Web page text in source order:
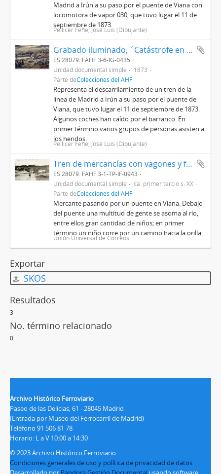
Madrid a Irún a su paso por el puente de Viana con
locomotora de vapor 030, que tuvo lugar el 11 de
septiembre de 1873.
Pellicer Feñe, José Luis (Dibujante)
Grabado iluminado, ´Catástrofe en el puente de Viana: el descarrilamiento´
ES 28079. FAHF 3-6-IG-0435
Unidad documental simple
1873
Parte deColecciones del AHF
Representa el descarrilamiento de un tren de la
línea de Madrid a Irún a su paso por el puente de
Viana, que tuvo lugar el 11 de septiembre de 1873.
Algunos coches han caído por el barranco. En
primer término varios grupos de personas asisten a
los heridos.
Pellicer Feñe, José Luis (Dibujante)
Tren de mercancías con vagones y furgones de la línea de Madrid a Irún pasando por un puente de Cega, situado entre Viana de Cega y Boecillo
ES 28079. FAHF 3-1-TP-IF-0943
Unidad documental simple
ca. primer tercio s. XX
Parte deColecciones del AHF
Mercante pasando por un puente en Viana. Debajo
del puente una multitud de gente se asoma al río,
entre ellos gran cantidad de niños; en primer
término un niño corre por un camino hacia la orilla.
Unión Universal de Correos
Exportar
SKOS
Resultados
3
No. término relacionado
0
Archivo Histórico Ferroviario
Paseo de las Delicias, 61 - 28045 Madrid
(Entrada por Museo del Ferrocarril de Madrid)
Teléfono 91 506 81 78
Horario: L a V 10:00 a 14:30
© 2023 Archivo Histórico Ferroviario
Condiciones generales de uso y política de privacidad de datos